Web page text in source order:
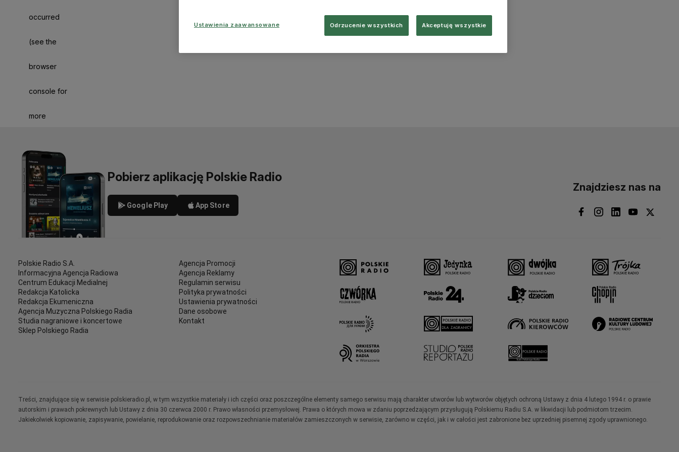
occurred
(see the
browser
console for
more
Pobierz aplikację Polskie Radio
Google Play App Store
Znajdziesz nas na
Polskie Radio S.A.
Informacyjna Agencja Radiowa
Centrum Edukacji Medialnej
Redakcja Katolicka
Redakcja Ekumeniczna
Agencja Muzyczna Polskiego Radia
Studia nagraniowe i koncertowe
Sklep Polskiego Radia
Agencja Promocji
Agencja Reklamy
Regulamin serwisu
Polityka prywatności
Ustawienia prywatności
Dane osobowe
Kontakt
Treści, znajdujące się w serwisie polskieradio.pl, w tym wszystkie materiały i ich części oraz poszczególne elementy samego serwisu mają charakter utworów lub wytworów objętych ochroną Ustawy z dnia 4 lutego 1994 r. o prawie
autorskim i prawach pokrewnych lub Ustawy z dnia 30 czerwca 2000 r. Prawo własności przemysłowej. Prawa o których mowa w zdaniu poprzedzającym przysługują Polskiemu Radiu S.A. w likwidacji lub podmiotom trzecim.
Jakiekolwiek kopiowanie, zapisywanie, powielanie, reprodukowanie oraz rozpowszechnianie materiałów zamieszczonych w serwisie, zarówno w części, jak i w całości jest zabronione bez uprzedniej pisemnej zgody uprawnionego.
Ustawienia zaawansowane Odrzucenie wszystkich Akceptuję wszystkie